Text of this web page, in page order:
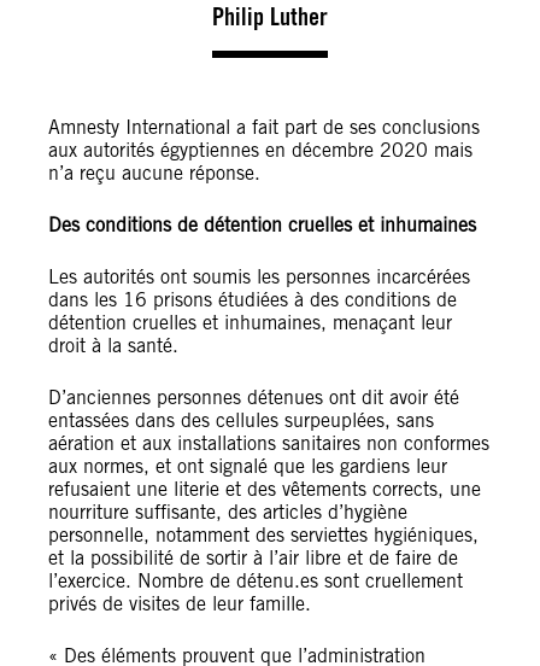
Philip Luther
Amnesty International a fait part de ses conclusions
aux autorités égyptiennes en décembre 2020 mais
n’a reçu aucune réponse.
Des conditions de détention cruelles et inhumaines
Les autorités ont soumis les personnes incarcérées
dans les 16 prisons étudiées à des conditions de
détention cruelles et inhumaines, menaçant leur
droit à la santé.
D’anciennes personnes détenues ont dit avoir été
entassées dans des cellules surpeuplées, sans
aération et aux installations sanitaires non conformes
aux normes, et ont signalé que les gardiens leur
refusaient une literie et des vêtements corrects, une
nourriture suffisante, des articles d’hygiène
personnelle, notamment des serviettes hygiéniques,
et la possibilité de sortir à l’air libre et de faire de
l’exercice. Nombre de détenu.es sont cruellement
privés de visites de leur famille.
« Des éléments prouvent que l’administration